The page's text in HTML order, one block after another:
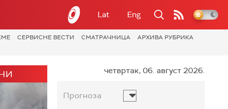
Lat Eng
СЕРВИСНЕ ВЕСТИ СМАТРАЧНИЦА
АРХИВА РУБРИКА
четвртак, 06. август 2026.
Прогноза